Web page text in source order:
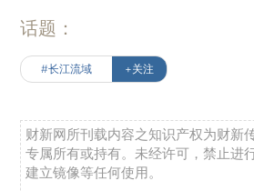
话题：
#长江流域 +关注
财新网所刊载内容之知识产权为财新
专属所有或持有。未经许可，禁止进
建立镜像等任何使用。